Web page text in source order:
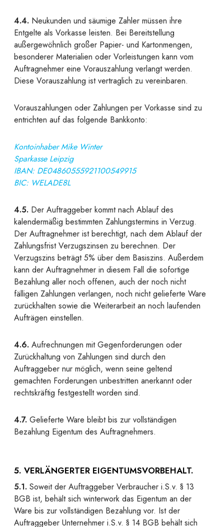
4.4. Neukunden und säumige Zahler müssen ihre
Entgelte als Vorkasse leisten. Bei Bereitstellung
außergewöhnlich großer Papier- und Kartonmengen,
besonderer Materialien oder Vorleistungen kann vom
Auftragnehmer eine Vorauszahlung verlangt werden.
Diese Vorauszahlung ist vertraglich zu vereinbaren.
Vorauszahlungen oder Zahlungen per Vorkasse sind zu
entrichten auf das folgende Bankkonto:
Kontoinhaber Mike Winter
Sparkasse Leipzig
IBAN: DE04860555921100549915
BIC: WELADE8L
4.5. Der Auftraggeber kommt nach Ablauf des
kalendermäßig bestimmten Zahlungstermins in Verzug.
Der Auftragnehmer ist berechtigt, nach dem Ablauf der
Zahlungsfrist Verzugszinsen zu berechnen. Der
Verzugszins beträgt 5% über dem Basiszins. Außerdem
kann der Auftragnehmer in diesem Fall die sofortige
Bezahlung aller noch offenen, auch der noch nicht
fälligen Zahlungen verlangen, noch nicht gelieferte Ware
zurückhalten sowie die Weiterarbeit an noch laufenden
Aufträgen einstellen.
4.6. Aufrechnungen mit Gegenforderungen oder
Zurückhaltung von Zahlungen sind durch den
Auftraggeber nur möglich, wenn seine geltend
gemachten Forderungen unbestritten anerkannt oder
rechtskräftig festgestellt worden sind.
4.7. Gelieferte Ware bleibt bis zur vollständigen
Bezahlung Eigentum des Auftragnehmers.
5. VERLÄNGERTER EIGENTUMSVORBEHALT.
5.1. Soweit der Auftraggeber Verbraucher i.S.v. § 13
BGB ist, behält sich winterwork das Eigentum an der
Ware bis zur vollständigen Bezahlung vor. Ist der
Auftraggeber Unternehmer i.S.v. § 14 BGB behält sich